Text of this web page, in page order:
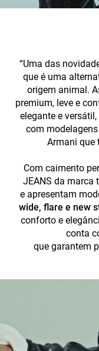
“Uma das
que é uma
origem animal.
premium, leve e
elegante e
com
Armani que
Com caimento
JEANS da marca
e apresentam
wide, flare e new
conforto e
conta
que garantem